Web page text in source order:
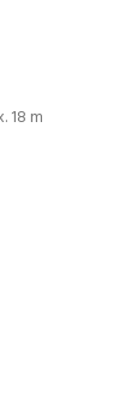
18 m